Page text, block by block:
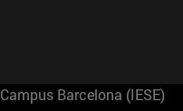
Campus Barcelona (IESE)